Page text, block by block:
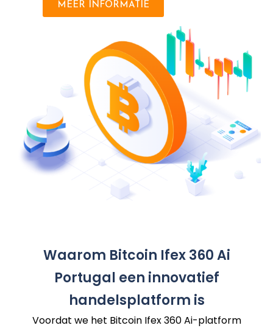
MEER INFORMATIE
Waarom Bitcoin Ifex 360 Ai
Portugal een innovatief
handelsplatform is
Voordat we het Bitcoin Ifex 360 Ai-platform